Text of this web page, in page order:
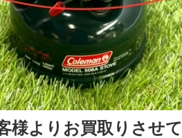
よりお買取りさせ